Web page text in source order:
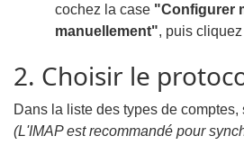
cochez la case "Configurer
manuellement", puis
2. Choisir le
Dans la liste des types de comptes,
(L'IMAP est recommandé pour